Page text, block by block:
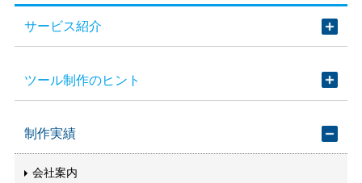
サービス紹介
ツール制作のヒント
制作実績
会社案内